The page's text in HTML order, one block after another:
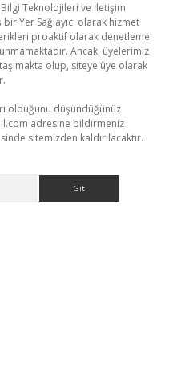
Bilgi Teknolojileri ve İletişim
Yer Sağlayıcı olarak hizmet
proaktif olarak denetleme
Ancak, üyelerimiz
olup, siteye üye olarak
olduğunu düşündüğünüz
adresine bildirmeniz
sitemizden kaldırılacaktır.